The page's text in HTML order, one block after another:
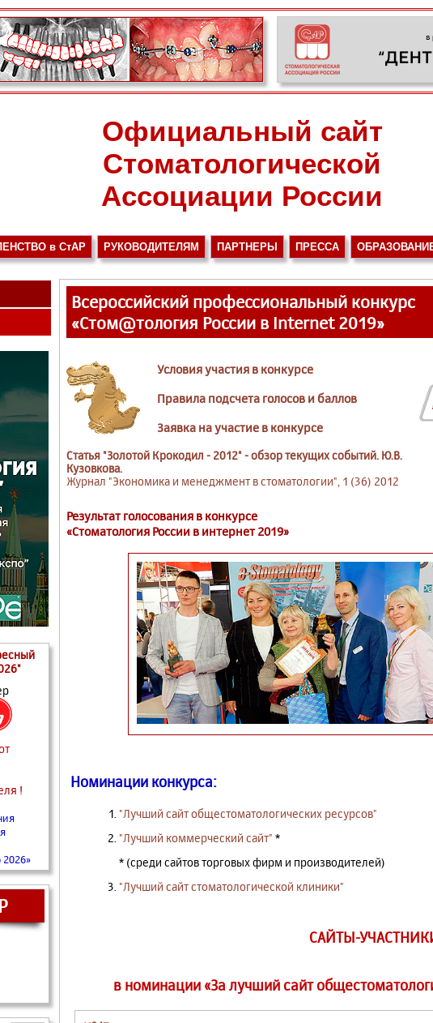
Официальный сайт
Стоматологической
Ассоциации России
в СтАР РУКОВОДИТЕЛЯМ ПАРТНЕРЫ ПРЕССА
!
2026»
Всероссийский профессиональный конкурс
«Стом@тология России в Internet 2019»
Условия участия в конкурсе
Правила подсчета голосов и баллов
Заявка на участие в конкурсе
Статья "Золотой Крокодил - 2012" - обзор текущих событий. Ю.В.
Кузовкова.
Журнал "Экономика и менеджмент в стоматологии", 1 (36) 2012
Результат голосования в конкурсе
«Стоматология России в интернет 2019»
Номинации конкурса:
"Лучший сайт общестоматологических ресурсов"
"Лучший коммерческий сайт" *
* (среди сайтов торговых фирм и производителей)
"Лучший сайт стоматологической клиники"
САЙТЫ-
в номинации «За лучший сайт